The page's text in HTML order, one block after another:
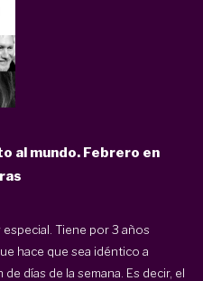
al mundo. Febrero en
Tiene por 3 años
hace que sea idéntico a
días de la semana. Es decir, el